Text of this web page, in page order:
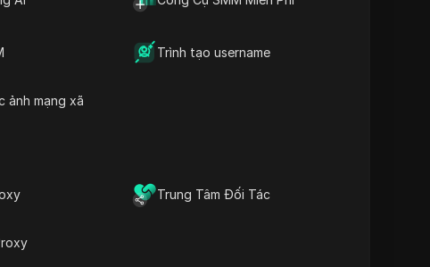
Trình tạo username
ảnh mạng xã
Trung Tâm Đối Tác
Thông tin quan trọng
Từ khóa nội dung
Các câu hỏi và trả lời liên
Thêm gợi ý video
quản lý nhiều tài khoản một
cách an toàn và tránh bị cấm